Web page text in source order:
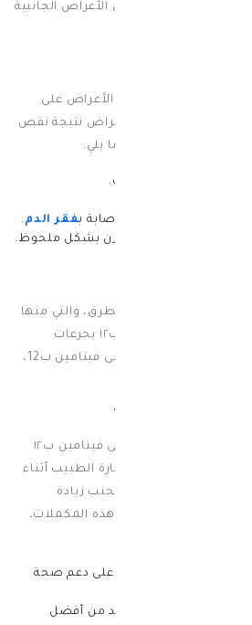
الشهية وغيرهم من الأعراض الجانبية
ب 12
لا تتسبب فقط زيادة فيتامين ب١٢ في ظهور بعض الأعراض على
مختلفة من الأعراض نتيجة نقص
تنميل الأطراف.
الإصابة بفقر الدم .
فقدان الوزن بشكل ملحوظ.
في الحركة.
ب 12
يتم علاج نقص فيتامين ب12 من خلال العديد من الطرق، والتي منها
تناول المكملات الغذائية التي تحتوي على فيتامين ب١٢ بجرعات
محددة، وكذلك تناول بعض الأطعمة التي تحتوي على فيتامين ب12،
يلي:
على فيتامين ب12
هُناك بعض أنواع المكملات الغذائية التي تحتوي على فيتامين ب١٢
ولكن يجب استشارة الطبيب أثناء
والالتزام بها، وذلك لتجنب زيادة
تناول كميات كبيرة من هذه المكملات،
فيما يلي:
التي تعمل على دعم صحة
العصبي.
التي تُعد من أفضل